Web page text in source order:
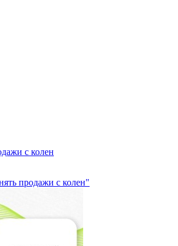
с колен
продажи с колен"